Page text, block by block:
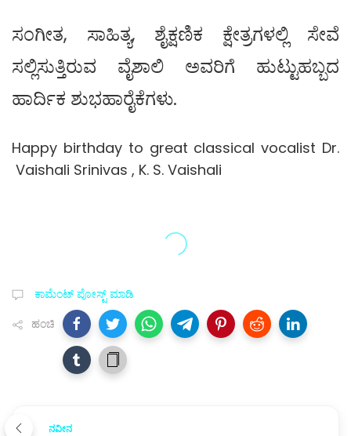
ಸಂಗೀತ, ಸಾಹಿತ್ಯ, ಶೈಕ್ಷಣಿಕ ಕ್ಷೇತ್ರಗಳಲ್ಲಿ ಸೇವೆ
ಸಲ್ಲಿಸುತ್ತಿರುವ ವೈಶಾಲಿ ಅವರಿಗೆ ಹುಟ್ಟುಹಬ್ಬದ
ಹಾರ್ದಿಕ ಶುಭಹಾರೈಕೆಗಳು.
Happy birthday to great classical vocalist Dr.
Vaishali Srinivas , K. S. Vaishali
ಕಾಮೆಂಟ್‌‌ ಪೋಸ್ಟ್‌ ಮಾಡಿ
ಹಂಚಿ
ನವೀನ